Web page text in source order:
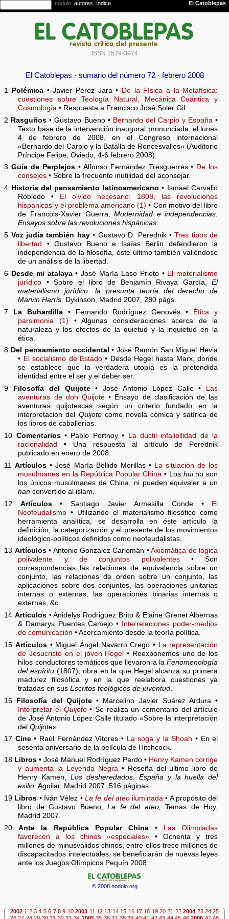
ISSN 1579-3974
El Catoblepas · sumario del número 72 · febrero 2008
1 Polémica• Javier Pérez Jara • De la Física a la Metafísica:
cuestiones sobre Teología Natural, Mecánica Cuántica y
Cosmología • Respuesta a Francisco José Soler Gil.
2 Rasguños • Gustavo Bueno • Bernardo del Carpio y España •
Texto base de la intervención inaugural pronunciada, el lunes
4 de febrero de 2008, en el Congreso internacional
«Bernardo del Carpio y la Batalla de Roncesvalles» (Auditorio
Príncipe Felipe, Oviedo, 4-6 febrero 2008).
3Guía de Perplejos• Alfonso Fernández Tresguerres • De los
consejos • Sobre la frecuente inutilidad del aconsejar.
4 Historia del pensamiento latinoamericano • Ismael Carvallo
Robledo •
El olvido necesario: 1808, las revoluciones
hispánicas y el problema americano (1) • Con motivo del libro
de Francois-Xavier Guerra,Modernidad e independencias.
Ensayos sobre las revoluciones hispánicas.
5 Voz judía también hay• Gustavo D. Perednik •Tres tipos de
libertad
• Gustavo Bueno e Isaías Berlin defendieron la
independencia de la filosofía, éste último también valiéndose
de un análisis de la libertad.
6 Desde mi atalaya• José María Laso Prieto • El materialismo
jurídico • Sobre el libro de Benjamín Rivaya García,El
materialismo jurídico: la presunta teoría del derecho de
Marvin Harris, Dykinson, Madrid 2007, 280 págs.
7 La Buhardilla • Fernando Rodríguez Genovés • Ética y
parsimonia (1) • Algunas consideraciones acerca de la
naturaleza y los efectos de la quietud y la inquietud en la
ética.
8 Del pensamiento occidental • José Ramón San Miguel Hevia
• El socialismo de Estado• Desde Hegel hasta Marx, donde
se establece que la verdadera utopía es la pretendida
identidad entre el ser y el deber ser.
9
Filosofía del Quijote• José Antonio López Calle •
Las
aventuras de don Quijote• Ensayo de clasificación de las
aventuras quijotescas según un criterio fundado en la
interpretación del Quijotecomo novela cómica y satírica de
los libros de caballerías.
10 Comentarios• Pablo Portnoy •
La dúctil infalibilidad de la
racionalidad
• Una respuesta al artículo de Perednik
publicado en enero de 2008.
11Artículos • José María Bellido Morillas • La situación de los
musulmanes en la República Popular China • Los huino son
los únicos musulmanes de China, ni pueden equivaler a un
han convertido al islam.
12 Artículos• Santiago Javier Armesilla Conde • El
Neofeudalismo • Utilizando el materialismo filosófico como
herramienta analítica, se desarrolla en éste artículo la
definición, la categorización y el presente de los movimientos
ideológico-políticos definidos como neofeudalistas.
13 Artículos• Antonio González Carlomán •Axiomática de lógica
polivalente y de conjuntos polivalentes• Son
correspondencias las relaciones de equivalencia sobre un
conjunto, las relaciones de orden sobre un conjunto, las
aplicaciones sobre dos conjuntos, las operaciones unitarias
internas o externas, las operaciones binarias internas o
externas, &c.
14 Artículos• Anidelys Rodriguez Brito & Elaine Grenet Albernas
& Damarys Puentes Camejo •
Interrelaciones poder-medios
de comunicación • Acercamiento desde la teoría política.
15 Artículos• Miguel Ángel Navarro Crego •
La representación
de Jesucristo en el jóven Hegel • Reexponemos uno de los
hilos conductores temáticos que llevaron a laFenomenología
del espíritu(1807), obra en la que Hegel alcanza su primera
madurez filosófica y en la que reelabora cuestiones ya
tratadas en susEscritos teológicos de juventud
16 Filosofía del Quijote• Marcelino Javier Suárez Ardura •
Interpretar el Quijote• Se realiza un comentario del artículo
de José Antonio López Calle titulado «Sobre la interpretación
delQuijote».
17 Cine• Raúl Fernández Vítores • La soga y la Shoah • En el
sesenta aniversario de la película de Hitchcock.
18 Libros • José Manuel Rodríguez Pardo • Henry Kamen corrige
y aumenta la Leyenda Negra• Reseña del último libro de
Henry Kamen,Los desheredados. España y la huella del
exilio, Aguilar, Madrid 2007, 516 páginas.
19 Libros • Iván Vélez • La fe del ateoiluminada • A propósito del
libro de Gustavo Bueno,La fe del ateo, Temas de Hoy,
Madrid 2007.
20Ante la República Popular China•
Las Olimpiadas
favorecen a los chinos «especiales» • Ochenta y tres
millones de minusválidos chinos, entre ellos trece millones de
discapacitados intelectuales, se beneficiarán de nuevas leyes
ante los Juegos Olímpicos Pequín 2008.
© 2008 nodulo.org